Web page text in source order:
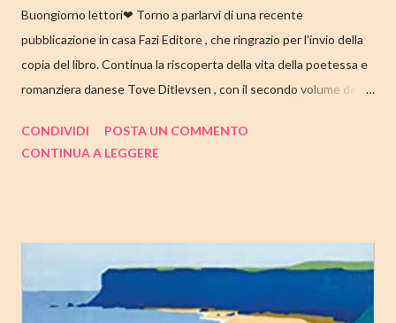
Buongiorno lettori❤ Torno a parlarvi di una recente
pubblicazione in casa Fazi Editore , che ringrazio per l'invio della
copia del libro. Continua la riscoperta della vita della poetessa e
romanziera danese Tove Ditlevsen , con il secondo volume della
come sempre, trovate tutte le mie impressioni al suo termine.
14.25/EBOOK 8.99 Link Amazon TRAMA Dopo "Infanzia", il
secondo capitolo della trilogia di Copenaghen, grande classico
della letteratura danese oggi riscoperto e acclamato a livello
CONDIVIDI
POSTA UN COMMENTO
CONTINUA A LEGGERE